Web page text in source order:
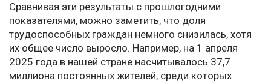
Сравнивая эти результаты с прошлогодними
показателями, можно заметить, что доля
трудоспособных граждан немного снизилась, хотя
их общее число выросло. Например, на 1 апреля
2025 года в нашей стране насчитывалось 37,7
миллиона постоянных жителей, среди которых